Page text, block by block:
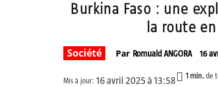
Burkina Faso : une
la route
Société Par Romuald ANGORA 16
Mis à jour: 16 avril 2025 à 13:58
1min. de